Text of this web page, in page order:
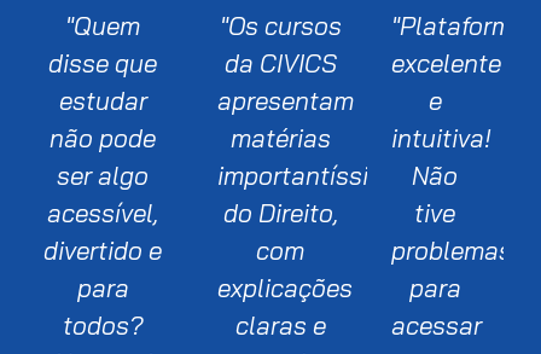
"Quem
disse que
estudar
não pode
ser algo
acessível,
divertido e
para
todos?
"Os cursos
da CIVICS
apresentam
matérias
importantíssimas
do Direito,
com
explicações
claras e
"Plataforma
excelente
e
intuitiva!
Não
tive
problemas
para
acessar